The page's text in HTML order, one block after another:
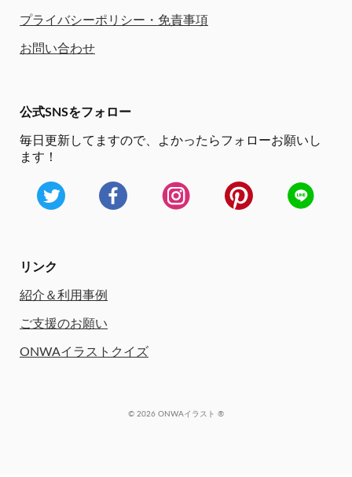
プライバシーポリシー・免責事項
お問い合わせ
公式SNSをフォロー
毎日更新してますので、
よかったらフォローお願いし
ます！
リンク
紹介＆利用事例
ご支援のお願い
ONWAイラストクイズ
© 2026 ONWAイラスト ®